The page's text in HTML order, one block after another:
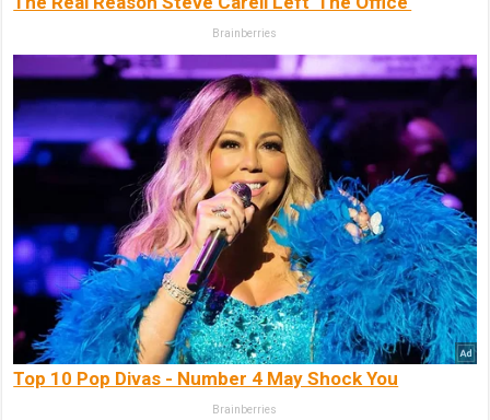
Brainberries
Top 10 Pop Divas - Number 4 May Shock You
Brainberries